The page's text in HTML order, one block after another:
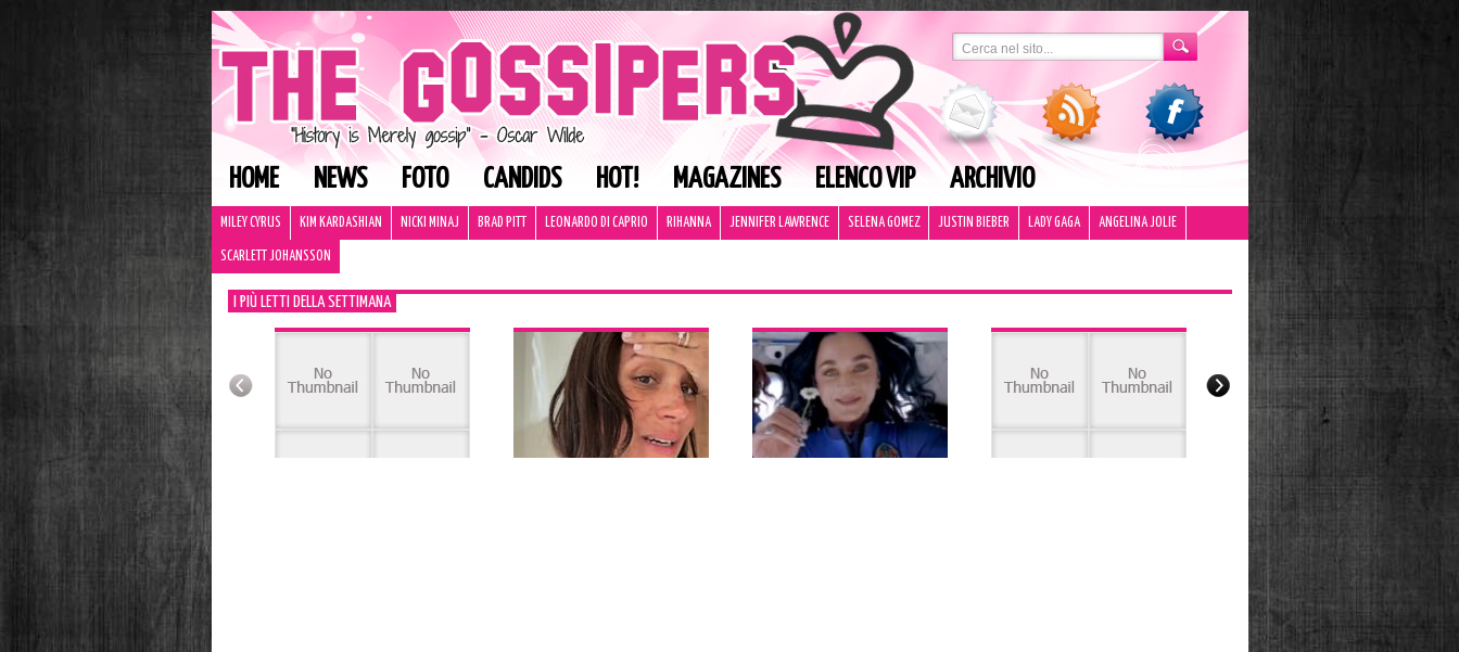
HOME NEWS FOTO CANDIDS HOT! MAGAZINES ELENCO VIP ARCHIVIO
MILEY CYRUS KIM KARDASHIAN NICKI MINAJ BRAD PITT LEONARDO DI CAPRIO RIHANNA JENNIFER LAWRENCE SELENA GOMEZ JUSTIN BIEBER LADY GAGA ANGELINA JOLIE
SCARLETT JOHANSSON
I PIÙ LETTI DELLA SETTIMANA